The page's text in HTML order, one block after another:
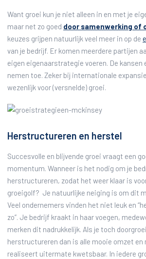
Want groei kun je niet alleen in en met je
maar net zo goed door samenwerking of
keuzes grijpen natuurlijk veel meer in op de
van je bedrijf. Er komen meerdere partijen
eigen eigenaarstrategie voeren. De
nemen toe. Zeker bij internationale
wezenlijk voor (versnelde) groei.
Herstructureren en herstel
Succesvolle en blijvende groei vraagt een
momentum. Wanneer is het nodig om je
herstructureren, zodat het weer klaar is
groeigolf? Je natuurlijke neiging is om dit
Veel ondernemers vinden het niet leuk en
zo”. Je bedrijf kraakt in haar voegen,
merken dit nadrukkelijk. Als je toch
herstructureren dan is alle mooie omzet en
realiseert uitermate kwetsbaar. In iedere